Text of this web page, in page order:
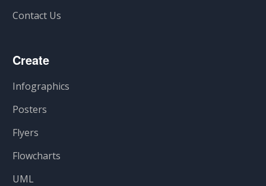
Contact Us
Create
Infographics
Posters
Flyers
Flowcharts
UML